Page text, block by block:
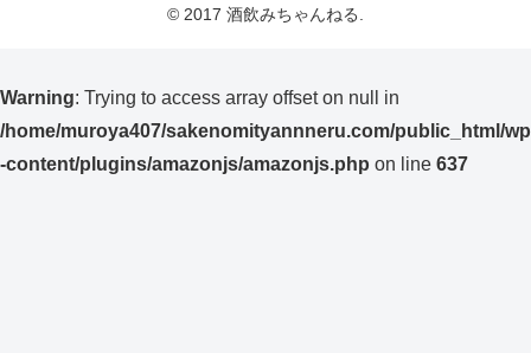
© 2017 酒飲みちゃんねる.
Warning: Trying to access array offset on null in
/home/muroya407/sakenomityannneru.com/public_html/wp
-content/plugins/amazonjs/amazonjs.php on line 637